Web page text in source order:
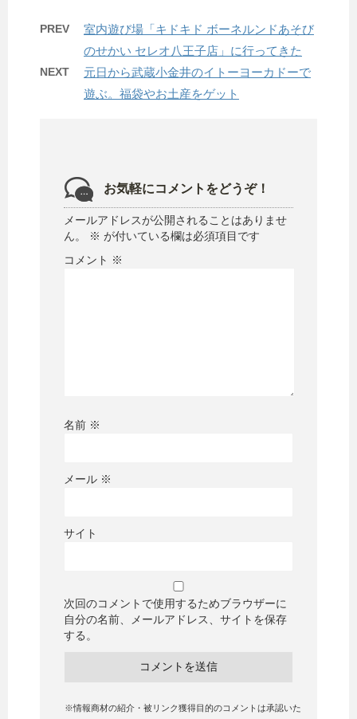
PREV
室内遊び場「キドキド ボーネルンドあそび
のせかい セレオ八王子店」に行ってきた
NEXT
元日から武蔵小金井のイトーヨーカドーで
遊ぶ。福袋やお土産をゲット
お気軽にコメントをどうぞ！
メールアドレスが公開されることはありませ
ん。
※ が付いている欄は必須項目です
コメント ※
名前 ※
メール ※
サイト
次回のコメントで使用するためブラウザーに
自分の名前、メールアドレス、サイトを保存
する。
※情報商材の紹介・被リンク獲得目的のコメントは承認いた